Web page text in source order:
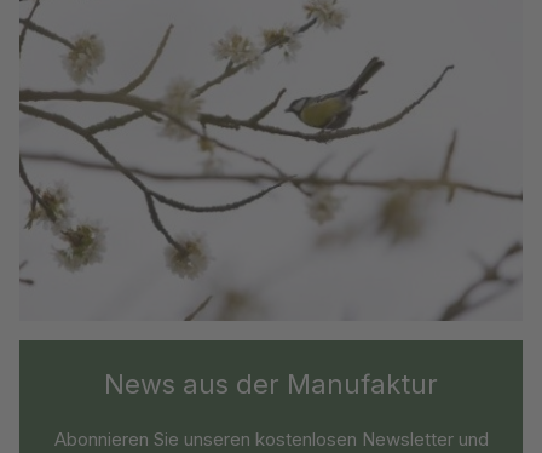
News aus der Manufaktur
Abonnieren Sie unseren kostenlosen Newsletter und